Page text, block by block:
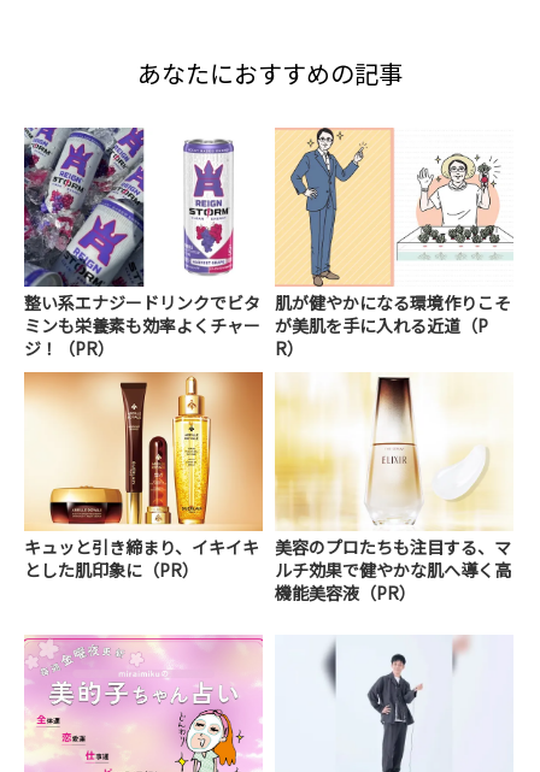
あなたにおすすめの記事
整い系エナジードリンクでビタ
ミンも栄養素も効率よくチャー
ジ！（PR）
肌が健やかになる環境作りこそ
が美肌を手に入れる近道（P
R）
キュッと引き締まり、イキイキ
とした肌印象に（PR）
美容のプロたちも注目する、マ
ルチ効果で健やかな肌へ導く高
機能美容液（PR）